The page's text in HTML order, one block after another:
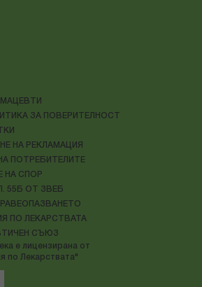
ЗА ПОВЕРИТЕЛНОСТ
НА РЕКЛАМАЦИЯ
ПОТРЕБИТЕЛИТЕ
НА СПОР
55Б ОТ ЗВЕБ
ПО ЛЕКАРСТВАТА
СЪЮЗ
е лицензирана от
по Лекарствата"